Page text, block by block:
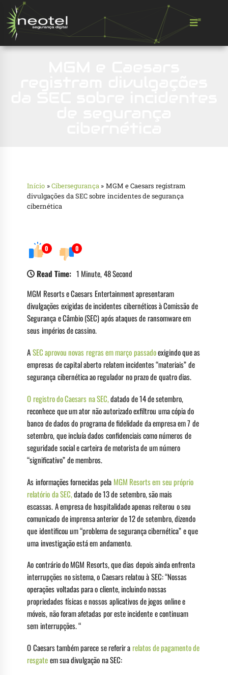
Início »Cibersegurança » MGM e Caesars registram
divulgações da SEC sobre incidentes de segurança
cibernética
0 0
Read Time: 1 Minute, 48 Second
MGM Resorts e Caesars Entertainment apresentaram
divulgações exigidas de incidentes cibernéticos à Comissão de
Segurança e Câmbio (SEC) após ataques de ransomware em
seus impérios de cassino.
ASEC aprovou novas regras em março passadoexigindo que as
empresas de capital aberto relatem incidentes “materiais” de
segurança cibernética ao regulador no prazo de quatro dias.
O registro do Caesars na SEC,datado de 14 de setembro,
reconhece que um ator não autorizado exfiltrou uma cópia do
banco de dados do programa de fidelidade da empresa em 7 de
setembro, que incluía dados confidenciais como números de
seguridade social e carteira de motorista de um número
“significativo” de membros.
As informações fornecidas pela MGM Resorts em seu próprio
relatório da SEC,datado de 13 de setembro, são mais
escassas. A empresa de hospitalidade apenas reiterou o seu
comunicado de imprensa anterior de 12 de setembro, dizendo
que identificou um “problema de segurança cibernética” e que
uma investigação está em andamento.
Ao contrário do MGM Resorts, que dias depois ainda enfrenta
interrupções no sistema, o Caesars relatou à SEC: “Nossas
operações voltadas para o cliente, incluindo nossas
propriedades físicas e nossos aplicativos de jogos online e
móveis, não foram afetadas por este incidente e continuam
sem interrupções. “
O Caesars também parece se referir arelatos de pagamento de
resgateem sua divulgação na SEC: